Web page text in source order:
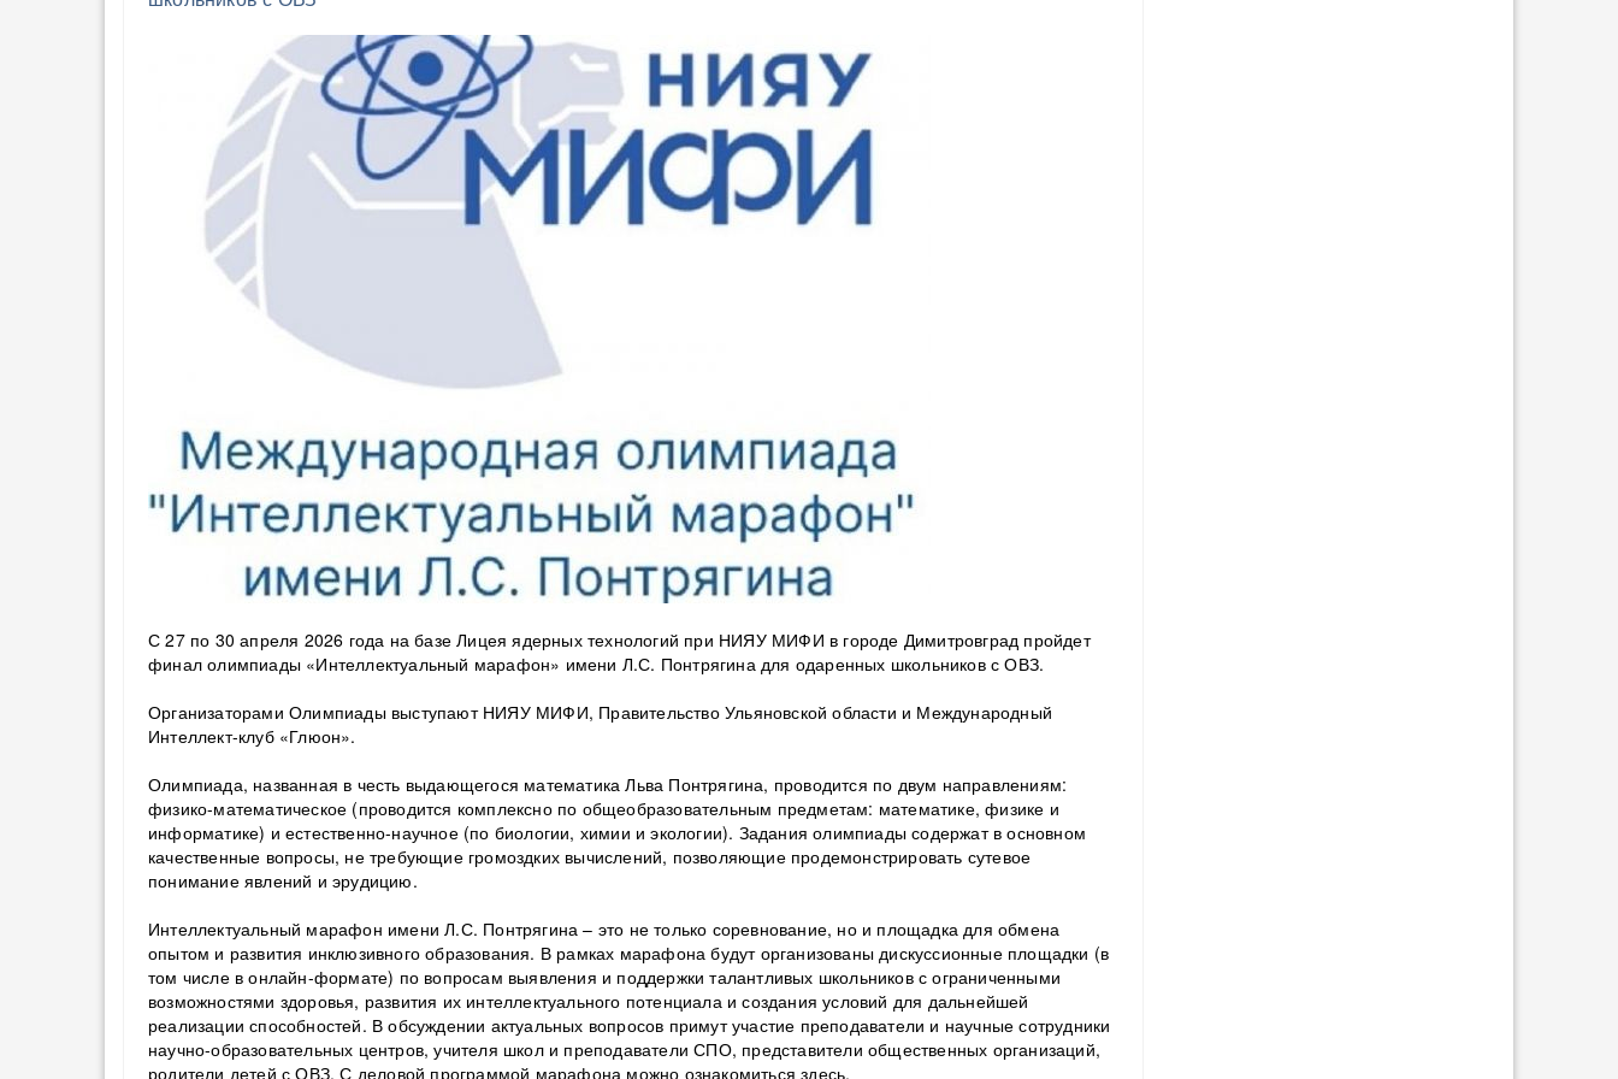
С 27 по 30 апреля 2026 года на базе Лицея ядерных технологий при НИЯУ МИФИ в городе Димитровград пройдет
финал олимпиады «Интеллектуальный марафон» имени Л.С. Понтрягина для одаренных школьников с ОВЗ.
Организаторами Олимпиады выступают НИЯУ МИФИ, Правительство Ульяновской области и Международный
Интеллект-клуб «Глюон».
Олимпиада, названная в честь выдающегося математика Льва Понтрягина, проводится по двум направлениям:
физико-математическое (проводится комплексно по общеобразовательным предметам: математике, физике и
информатике) и естественно-научное (по биологии, химии и экологии). Задания олимпиады содержат в основном
качественные вопросы, не требующие громоздких вычислений, позволяющие продемонстрировать сутевое
понимание явлений и эрудицию.
Интеллектуальный марафон имени Л.С. Понтрягина – это не только соревнование, но и площадка для обмена
опытом и развития инклюзивного образования. В рамках марафона будут организованы дискуссионные площадки (в
том числе в онлайн-формате) по вопросам выявления и поддержки талантливых школьников с ограниченными
возможностями здоровья, развития их интеллектуального потенциала и создания условий для дальнейшей
реализации способностей. В обсуждении актуальных вопросов примут участие преподаватели и научные сотрудники
научно-образовательных центров, учителя школ и преподаватели СПО, представители общественных организаций,
родители детей с ОВЗ. С деловой программой марафона можно ознакомиться здесь.